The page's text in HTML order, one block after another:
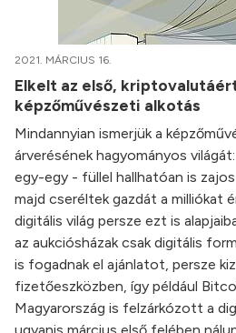
2021. MÁRCIUS 16.
Elkelt az első,
képzőművészeti alkotás
Mindannyian ismerjük a
árverésének hagyományos
egy-egy - füllel hallhatóan is
majd cseréltek gazdát a milliókat
digitális világ persze ezt is
az aukciósházak csak digitális
is fogadnak el ajánlatot, persze
fizetőeszközben, így például
Magyarország is felzárkózott a